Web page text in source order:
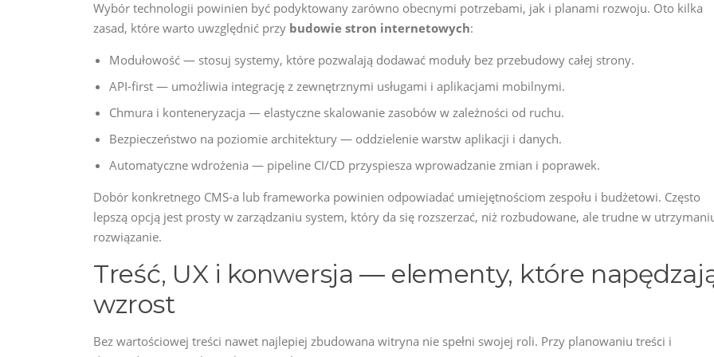
Wybór technologii powinien być podyktowany zarówno obecnymi potrzebami, jak i planami rozwoju. Oto kilka
zasad, które warto uwzględnić przy budowie stron internetowych:
Modułowość — stosuj systemy, które pozwalają dodawać moduły bez przebudowy całej strony.
API-first — umożliwia integrację z zewnętrznymi usługami i aplikacjami mobilnymi.
Chmura i konteneryzacja — elastyczne skalowanie zasobów w zależności od ruchu.
Bezpieczeństwo na poziomie architektury — oddzielenie warstw aplikacji i danych.
Automatyczne wdrożenia — pipeline CI/CD przyspiesza wprowadzanie zmian i poprawek.
Dobór konkretnego CMS-a lub frameworka powinien odpowiadać umiejętnościom zespołu i budżetowi. Często
lepszą opcją jest prosty w zarządzaniu system, który da się rozszerzać, niż rozbudowane, ale trudne w
rozwiązanie.
Treść, UX i konwersja — elementy, które
wzrost
Bez wartościowej treści nawet najlepiej zbudowana witryna nie spełni swojej roli. Przy planowaniu treści i